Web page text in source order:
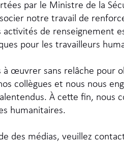
par le Ministre de la
notre travail de
activités de renseignement
pour les travailleurs
à œuvrer sans relâche pour
collègues et nous nous
À cette fin, nous
humanitaires.
des médias, veuillez